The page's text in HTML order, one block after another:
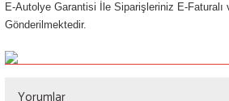
E-Autolye Garantisi İle Siparişleriniz E-Faturalı
Gönderilmektedir.